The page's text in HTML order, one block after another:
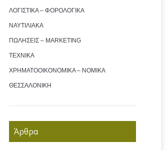
ΛΟΓΙΣΤΙΚΑ – ΦΟΡΟΛΟΓΙΚΑ
ΝΑΥΤΙΛΙΑΚΑ
ΠΩΛΗΣΕΙΣ – MARKETING
ΤΕΧΝΙΚΑ
ΧΡΗΜΑΤΟΟΙΚΟΝΟΜΙΚΑ – ΝΟΜΙΚΑ
ΘΕΣΣΑΛΟΝΙΚΗ
Άρθρα